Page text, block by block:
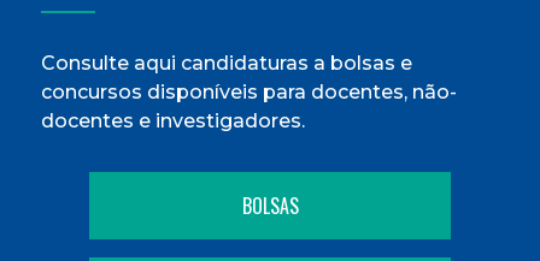
Consulte aqui candidaturas a bolsas e
concursos disponíveis para docentes, não-
docentes e investigadores.
BOLSAS